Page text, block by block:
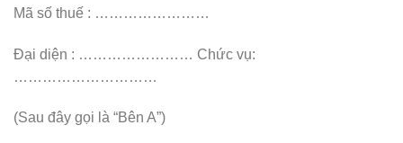
Mã số thuế : ……………………
Đại diện : …………………… Chức vụ:
…………………………
(Sau đây gọi là “Bên A”)